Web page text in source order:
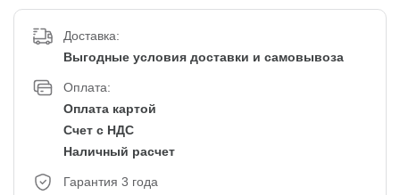
Доставка:
Выгодные условия доставки и самовывоза
Оплата:
Оплата картой
Счет с НДС
Наличный расчет
Гарантия 3 года